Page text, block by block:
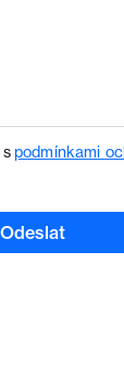
spodmínkami
Odeslat